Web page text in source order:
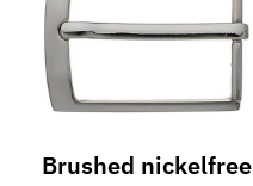
Brushed nickelfree